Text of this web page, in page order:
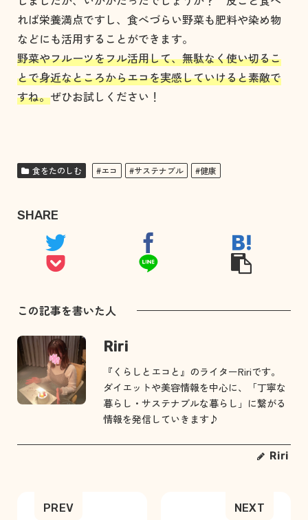
れば栄養満点ですし、食べづらい野菜も肥料や染め物
などにも活用することができます。
野菜やフルーツをフル活用して、無駄なく使い切るこ
とで身近なところからエコを実感していけると素敵で
すね。ぜひお試しください！
食をたのしむ #エコ #サステナブル #健康
SHARE
この記事を書いた人
Riri
『くらしとエコと』のライターRiriです。
ダイエットや美容情報を中心に、「丁寧な
暮らし・サステナブルな暮らし」に繋がる
情報を発信していきます♪
Riri